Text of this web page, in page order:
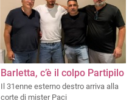
Barletta, c’è il colpo Partipilo
Il 31enne esterno destro arriva alla
corte di mister Paci